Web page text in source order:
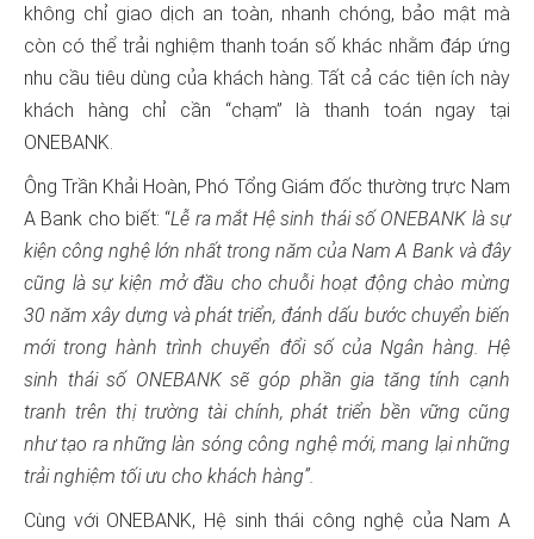
không chỉ giao dịch an toàn, nhanh chóng, bảo mật mà
còn có thể trải nghiệm thanh toán số khác nhằm đáp ứng
nhu cầu tiêu dùng của khách hàng. Tất cả các tiện ích này
khách hàng chỉ cần “chạm” là thanh toán ngay tại
ONEBANK.
Ông Trần Khải Hoàn, Phó Tổng Giám đốc thường trực Nam
A Bank cho biết: “Lễ ra mắt Hệ sinh thái số ONEBANK là sự
kiện công nghệ lớn nhất trong năm của Nam A Bank và đây
cũng là sự kiện mở đầu cho chuỗi hoạt động chào mừng
30 năm xây dựng và phát triển, đánh dấu bước chuyển biến
mới trong hành trình chuyển đổi số của Ngân hàng. Hệ
sinh thái số ONEBANK sẽ góp phần gia tăng tính cạnh
tranh trên thị trường tài chính, phát triển bền vững cũng
như tạo ra những làn sóng công nghệ mới, mang lại những
trải nghiệm tối ưu cho khách hàng”.
Cùng với ONEBANK, Hệ sinh thái công nghệ của Nam A